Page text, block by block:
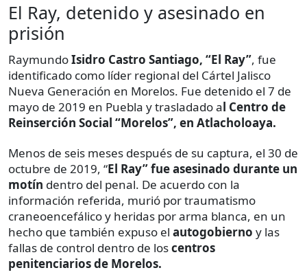
El Ray, detenido y asesinado en
prisión
RaymundoIsidro Castro Santiago, “El Ray”, fue
identificado como líder regional del Cártel Jalisco
Nueva Generación en Morelos. Fue detenido el 7 de
mayo de 2019 en Puebla y trasladado al Centro de
Reinserción Social “Morelos”, en Atlacholoaya.
Menos de seis meses después de su captura, el 30 de
octubre de 2019, “El Ray” fue asesinado durante un
motín dentro del penal. De acuerdo con la
información referida, murió por traumatismo
craneoencefálico y heridas por arma blanca, en un
hecho que también expuso el autogobierno y las
fallas de control dentro de loscentros
penitenciarios de Morelos.